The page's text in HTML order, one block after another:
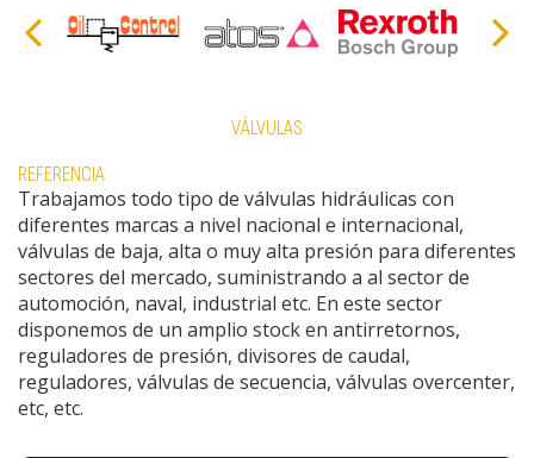
VÁLVULAS
REFERENCIA:
Trabajamos todo tipo de válvulas hidráulicas con
diferentes marcas a nivel nacional e internacional,
válvulas de baja, alta o muy alta presión para diferentes
sectores del mercado, suministrando a al sector de
automoción, naval, industrial etc. En este sector
disponemos de un amplio stock en antirretornos,
reguladores de presión, divisores de caudal,
reguladores, válvulas de secuencia, válvulas overcenter,
etc, etc.